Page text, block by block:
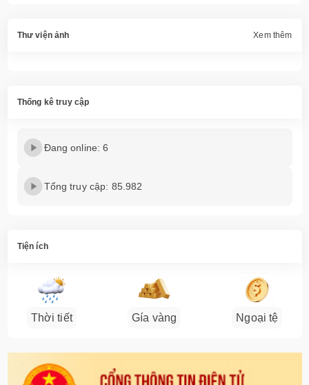
Thư viện ảnh Xem thêm
Thống kê truy cập
Đang online: 6
Tổng truy cập: 85.982
Tiện ích
Thời tiết Gía vàng Ngoại tệ